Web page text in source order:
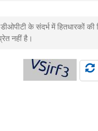
के संदर्भ में हितधारकों
नहीं है।